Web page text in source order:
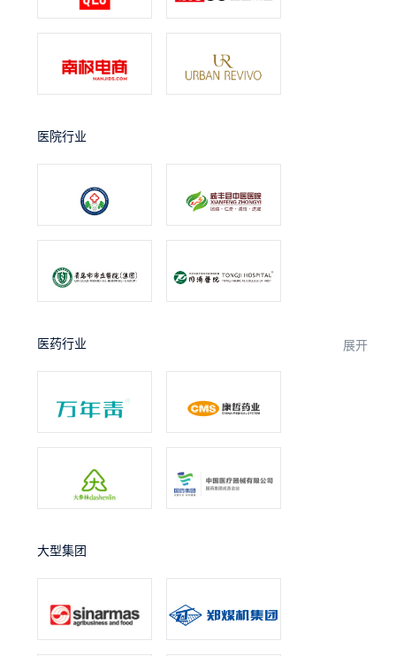
医院行业
医药行业 展开
大型集团